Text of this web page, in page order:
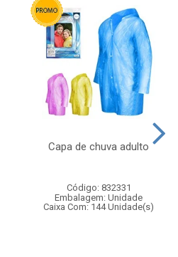
Capa de chuva adulto
Código: 832331
Embalagem: Unidade
Caixa Com: 144 Unidade(s)